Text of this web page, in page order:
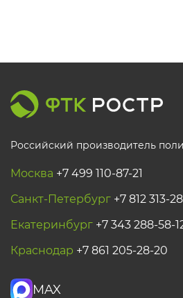
Российский производитель
Москва +7 499 110-87-21
Санкт-Петербург +7 812 313-
Екатеринбург +7 343 288-58-
Краснодар +7 861 205-28-20
MAX